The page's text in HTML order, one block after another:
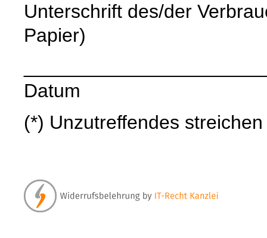
Unterschrift des/der
Papier)
Datum
(*) Unzutreffendes streichen